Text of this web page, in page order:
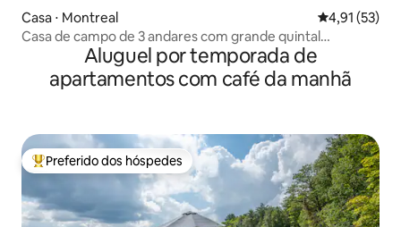
Casa ⋅ Montreal 4,91 de uma
4,91 (53)
Casa de campo de 3 andares com grande quintal
ensolaradoAluguel por temporada de
apartamentos com café da manhã
Entre os melhores preferidos dos hóspedes
Preferido dos hóspedes